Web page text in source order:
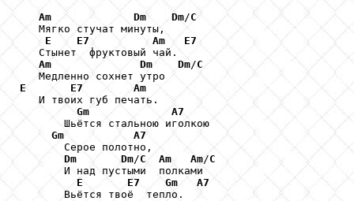
Am
Dm Dm/C
   Мягко стучат минуты,
E
E7 Am
E7
   Стынет  фруктовый чай.
Am
Dm Dm/C
E
E7
Am
   И твоих губ печать.
Gm
A7
       Шьётся стальною иголкою
Gm
A7
       Серое полотно,
Dm
Dm/C Am Am/C
       И над пустыми  полками
E
E7 Gm
A7
       Вьётся твоё  тепло.